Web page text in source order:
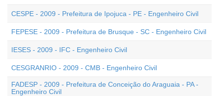
CESPE - 2009 - Prefeitura de Ipojuca - PE - Engenheiro Civil
FEPESE - 2009 - Prefeitura de Brusque - SC - Engenheiro Civil
IESES - 2009 - IFC - Engenheiro Civil
CESGRANRIO - 2009 - CMB - Engenheiro Civil
FADESP - 2009 - Prefeitura de Conceição do Araguaia - PA -
Engenheiro Civil